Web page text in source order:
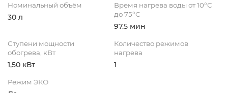
Номинальный объём
30 л
Время нагрева воды от 10°С
до 75°С
97.5 мин
Ступени мощности
обогрева, кВт
1,50 кВт
Количество режимов
нагрева
1
Режим ЭКО